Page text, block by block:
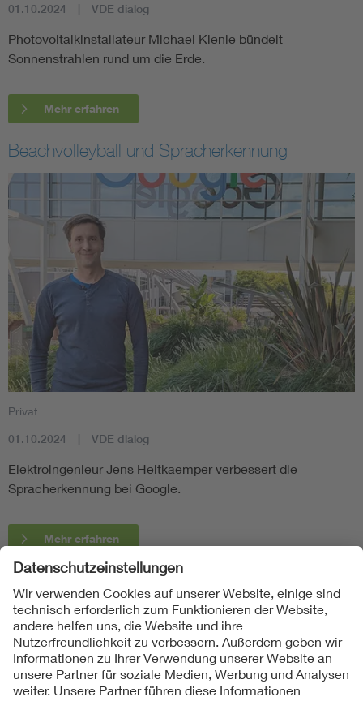
01.10.2024 VDE dialog
Photovoltaikinstallateur Michael Kienle bündelt
Sonnenstrahlen rund um die Erde.
Mehr erfahren
Beachvolleyball und Spracherkennung
Privat
01.10.2024 VDE dialog
Elektroingenieur Jens Heitkaemper verbessert die
Spracherkennung bei Google.
Mehr erfahren
Folgen Sie uns